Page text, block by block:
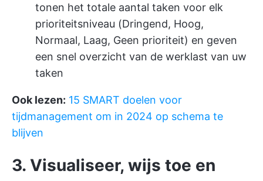
tonen het totale aantal taken voor elk
prioriteitsniveau (Dringend, Hoog,
Normaal, Laag, Geen prioriteit) en geven
een snel overzicht van de werklast van uw
taken
Ook lezen: 15 SMART doelen voor
tijdmanagement om in 2024 op schema te
blijven
3. Visualiseer, wijs toe en